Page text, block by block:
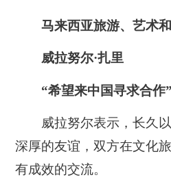
马来西亚旅游、艺术
威拉努尔·扎里
“希望来中国寻求合作”
威拉努尔表示，长久以
深厚的友谊，双方在文化
有成效的交流。